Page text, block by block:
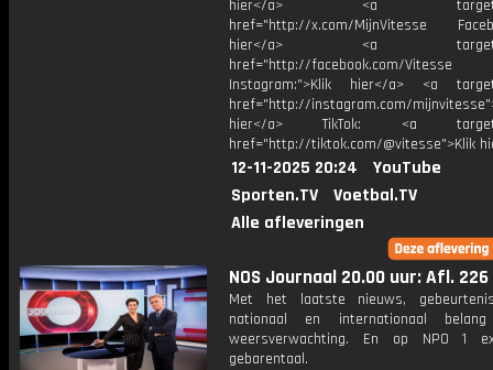
hier</a> <a
href="http://x.com/MijnVitesse
hier</a> <a
href="http://facebook.com/Vitesse
Instagram:">Klik hier</a> <a
href="http://instagram.com/
hier</a> TikTok: <a
href="http://tiktok.com/@vitesse">Klik
12-11-2025 20:24
YouTube
Sporten.TV
Voetbal.TV
Alle afleveringen
NOS Journaal 20.00 uur: Afl. 226
Met het laatste nieuws,
nationaal en internationaal
weersverwachting. En op NPO 1
gebarentaal.